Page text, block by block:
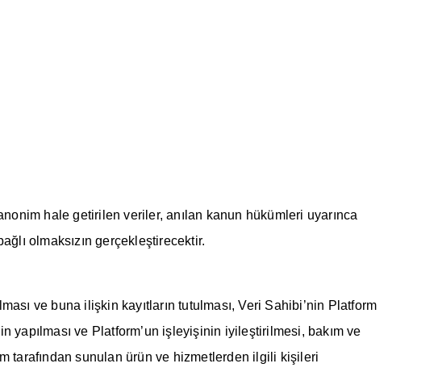
hale getirilen veriler, anılan kanun hükümleri uyarınca
olmaksızın gerçekleştirecektir.
ve buna ilişkin kayıtların tutulması, Veri Sahibi’nin Platform
yapılması ve Platform’un işleyişinin iyileştirilmesi, bakım ve
tarafından sunulan ürün ve hizmetlerden ilgili kişileri